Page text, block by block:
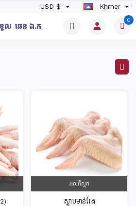
USD $ Khmer
ល ឆេន​ ឯ.ក
0
អស់ពីស្តុក
ស្លាបមាន់វែង